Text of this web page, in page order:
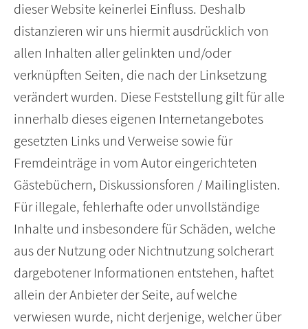
dieser Website keinerlei Einfluss. Deshalb
distanzieren wir uns hiermit ausdrücklich von
allen Inhalten aller gelinkten und/oder
verknüpften Seiten, die nach der Linksetzung
verändert wurden. Diese Feststellung gilt für alle
innerhalb dieses eigenen Internetangebotes
gesetzten Links und Verweise sowie für
Fremdeinträge in vom Autor eingerichteten
Gästebüchern, Diskussionsforen / Mailinglisten.
Für illegale, fehlerhafte oder unvollständige
Inhalte und insbesondere für Schäden, welche
aus der Nutzung oder Nichtnutzung solcherart
dargebotener Informationen entstehen, haftet
allein der Anbieter der Seite, auf welche
verwiesen wurde, nicht derjenige, welcher über